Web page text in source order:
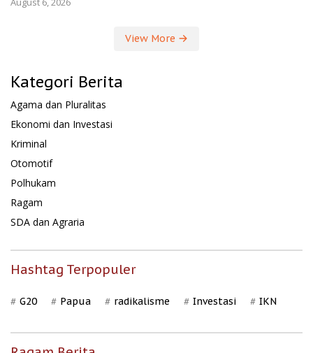
View More
Kategori Berita
Agama dan Pluralitas
Ekonomi dan Investasi
Kriminal
Otomotif
Polhukam
Ragam
SDA dan Agraria
Hashtag Terpopuler
G20 Papua radikalisme Investasi IKN